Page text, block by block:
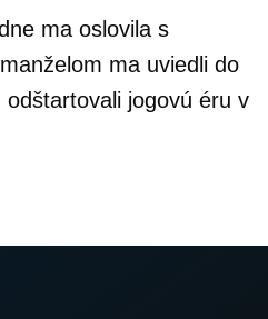
ma oslovila s
ma uviedli do
jogovú éru v